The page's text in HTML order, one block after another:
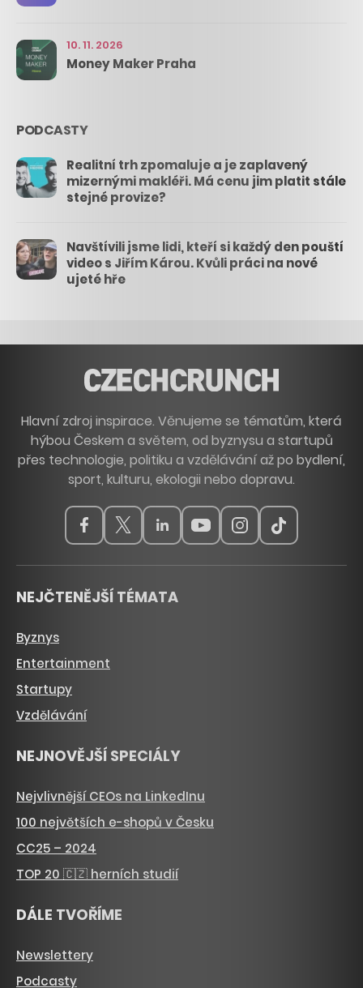
10. 11. 2026
Money Maker Praha
PODCASTY
Realitní trh zpomaluje a je zaplavený
mizernými makléři. Má cenu jim platit stále
stejné provize?
Navštívili jsme lidi, kteří si každý den pouští
video s Jiřím Károu. Kvůli práci na nové
ujeté hře
Hlavní zdroj inspirace. Věnujeme se tématům, která
hýbou Českem a světem, od byznysu a startupů
přes technologie, politiku a vzdělávání až po bydlení,
sport, kulturu, ekologii nebo dopravu.
NEJČTENĚJŠÍ TÉMATA
Byznys
Entertainment
Startupy
Vzdělávání
NEJNOVĚJŠÍ SPECIÁLY
Nejvlivnější CEOs na LinkedInu
100 největších e-shopů v Česku
CC25 – 2024
TOP 20 🇨🇿 herních studií
DÁLE TVOŘÍME
Newslettery
Podcasty